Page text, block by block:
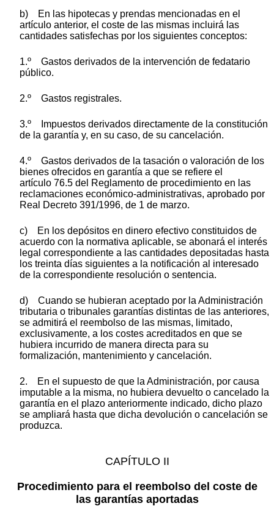
b) En las hipotecas y prendas mencionadas en el
artículo anterior, el coste de las mismas incluirá las
cantidades satisfechas por los siguientes conceptos:
1.º Gastos derivados de la intervención de fedatario
público.
2.º Gastos registrales.
3.º Impuestos derivados directamente de la constitución
de la garantía y, en su caso, de su cancelación.
4.º Gastos derivados de la tasación o valoración de los
bienes ofrecidos en garantía a que se refiere el
artículo 76.5 del Reglamento de procedimiento en las
reclamaciones económico-administrativas, aprobado por
Real Decreto 391/1996, de 1 de marzo.
c) En los depósitos en dinero efectivo constituidos de
acuerdo con la normativa aplicable, se abonará el interés
legal correspondiente a las cantidades depositadas hasta
los treinta días siguientes a la notificación al interesado
de la correspondiente resolución o sentencia.
d) Cuando se hubieran aceptado por la Administración
tributaria o tribunales garantías distintas de las anteriores,
se admitirá el reembolso de las mismas, limitado,
exclusivamente, a los costes acreditados en que se
hubiera incurrido de manera directa para su
formalización, mantenimiento y cancelación.
2. En el supuesto de que la Administración, por causa
imputable a la misma, no hubiera devuelto o cancelado la
garantía en el plazo anteriormente indicado, dicho plazo
se ampliará hasta que dicha devolución o cancelación se
produzca.
CAPÍTULO II
Procedimiento para el reembolso del coste de
las garantías aportadas